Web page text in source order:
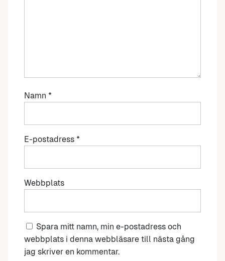
Namn *
E-postadress *
Webbplats
Spara mitt namn, min e-postadress och
webbplats i denna webbläsare till nästa gång
jag skriver en kommentar.